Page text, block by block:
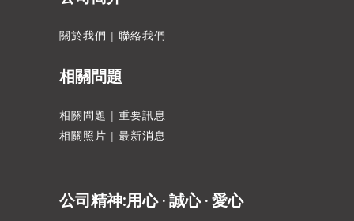
關於我們 | 聯絡我們
相關問題
相關問題 | 重要訊息
相關照片 | 最新消息
公司精神:用心 ‧ 誠心 ‧ 愛心